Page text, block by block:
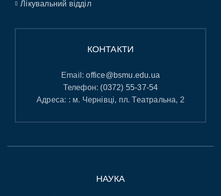
Лікувальний відділ
КОНТАКТИ
Email:office@bsmu.edu.ua
Телефон: (0372) 55-37-54
Адреса: : м. Чернівці, пл. Театральна, 2
НАУКА